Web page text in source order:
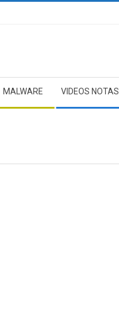
MALWARE VIDEOS NOTAS